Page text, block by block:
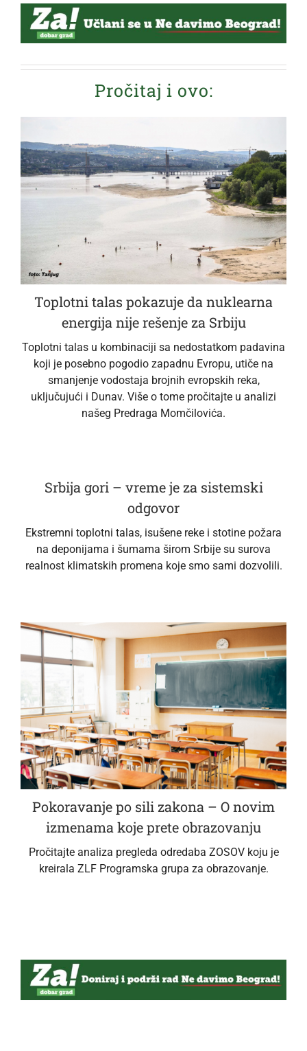
Pročitaj i ovo:
Toplotni talas pokazuje da nuklearna
energija nije rešenje za Srbiju
Toplotni talas u kombinaciji sa nedostatkom padavina
koji je posebno pogodio zapadnu Evropu, utiče na
smanjenje vodostaja brojnih evropskih reka,
uključujući i Dunav. Više o tome pročitajte u analizi
našeg Predraga Momčilovića.
Srbija gori – vreme je za sistemski
odgovor
Ekstremni toplotni talas, isušene reke i stotine požara
na deponijama i šumama širom Srbije su surova
realnost klimatskih promena koje smo sami dozvolili.
Pokoravanje po sili zakona – O novim
izmenama koje prete obrazovanju
Pročitajte analiza pregleda odredaba ZOSOV koju je
kreirala ZLF Programska grupa za obrazovanje.